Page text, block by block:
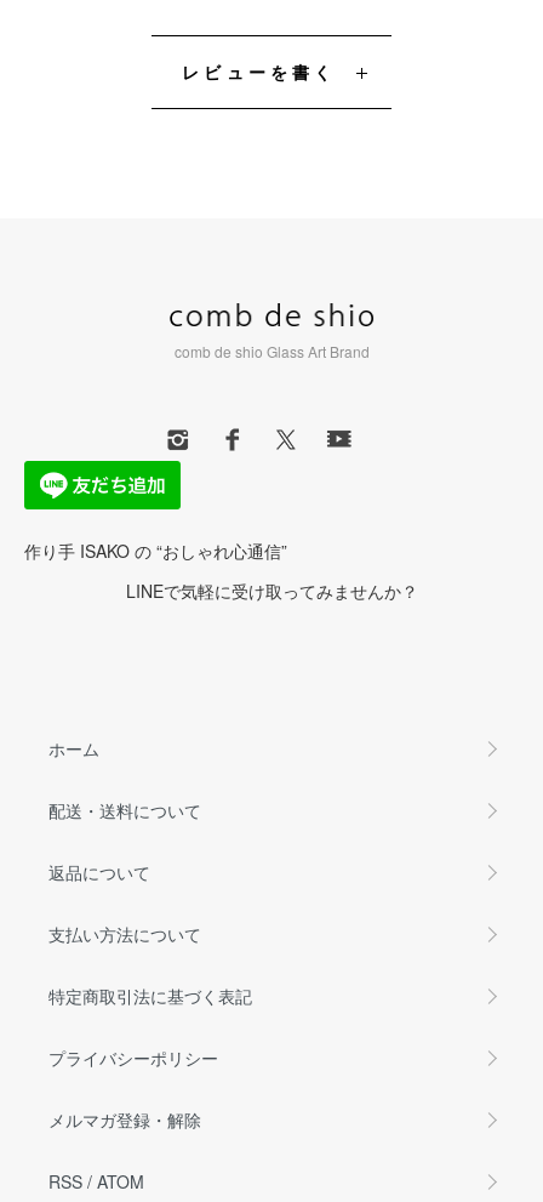
レビューを書く
comb de shio Glass Art Brand
作り手 ISAKO の “おしゃれ心通信”
LINEで気軽に受け取ってみませんか？
ホーム
配送・送料について
返品について
支払い方法について
特定商取引法に基づく表記
プライバシーポリシー
メルマガ登録・解除
RSS / ATOM